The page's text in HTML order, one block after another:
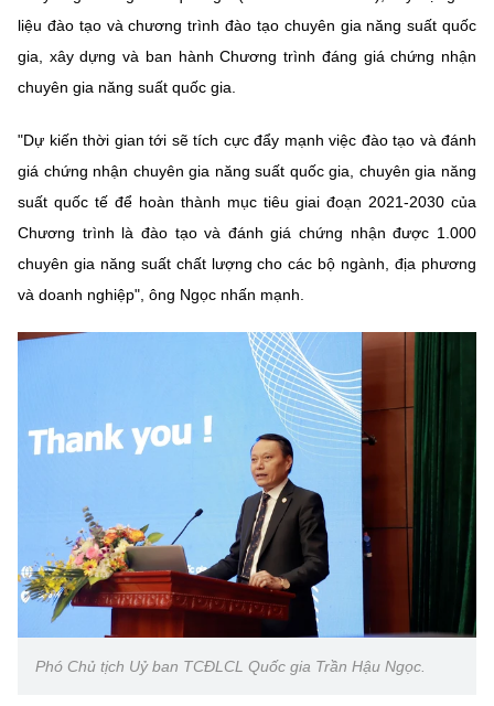
liệu đào tạo và chương trình đào tạo chuyên gia năng suất quốc
gia, xây dựng và ban hành Chương trình đáng giá chứng nhận
chuyên gia năng suất quốc gia.
"Dự kiến thời gian tới sẽ tích cực đẩy mạnh việc đào tạo và đánh
giá chứng nhận chuyên gia năng suất quốc gia, chuyên gia năng
suất quốc tế để hoàn thành mục tiêu giai đoạn 2021-2030 của
Chương trình là đào tạo và đánh giá chứng nhận được 1.000
chuyên gia năng suất chất lượng cho các bộ ngành, địa phương
và doanh nghiệp", ông Ngọc nhấn mạnh.
Phó Chủ tịch Uỷ ban TCĐLCL Quốc gia Trần Hậu Ngọc.